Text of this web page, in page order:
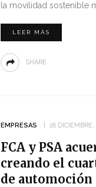
la movilidad sostenible
LEER MÁS
SHARE
EMPRESAS 18 DICIEMBRE,
FCA y PSA
creando el
de automoción